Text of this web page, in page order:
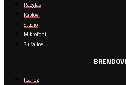
Razglas
Kablovi
Studio
Mikrofoni
Slušalice
BRENDOVI
Ibanez